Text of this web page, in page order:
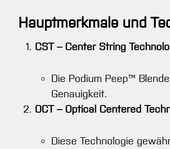
Hauptmerkmale und
CST – Center String
Die Podium Peep™
Genauigkeit.
OCT – Optical Centered
Diese Technologie